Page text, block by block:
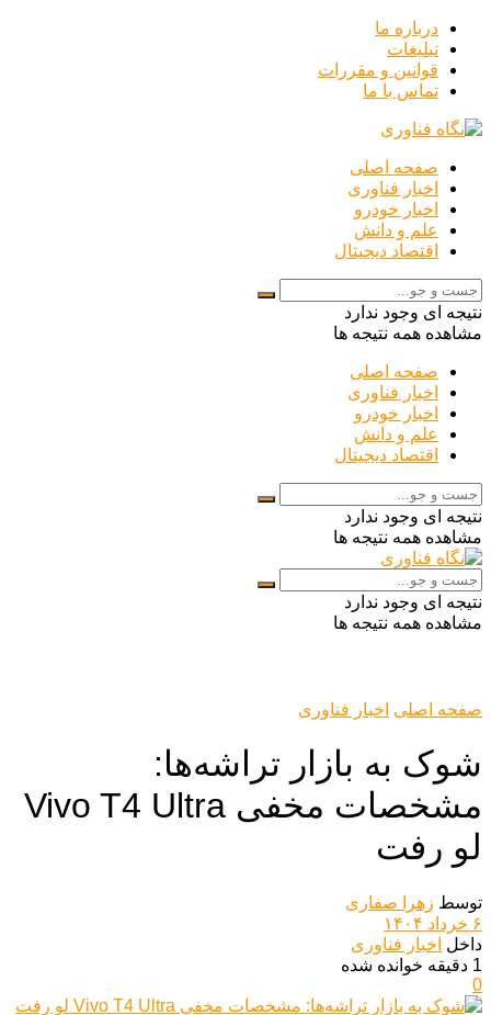
درباره ما
تبلیغات
قوانین و مقررات
تماس با ما
صفحه اصلی
اخبار فناوری
اخبار خودرو
علم و دانش
اقتصاد دیجیتال
نتیجه ای وجود ندارد
مشاهده همه نتیجه ها
صفحه اصلی
اخبار فناوری
اخبار خودرو
علم و دانش
اقتصاد دیجیتال
نتیجه ای وجود ندارد
مشاهده همه نتیجه ها
نتیجه ای وجود ندارد
مشاهده همه نتیجه ها
صفحه اصلی اخبار فناوری
شوک به بازار تراشه‌ها:
مشخصات مخفی Vivo T4 Ultra
لو رفت
توسط زهرا صفاری
۶ خرداد ۱۴۰۴
داخل اخبار فناوری
1 دقیقه خوانده شده
0